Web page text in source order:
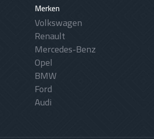
Merken
Volkswagen
Renault
Mercedes-Benz
Opel
BMW
Ford
Audi